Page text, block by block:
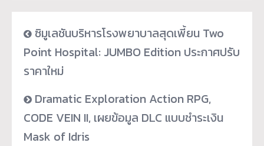
ซิมูเลชันบริหารโรงพยาบาลสุดเพี้ยน Two
Point Hospital: JUMBO Edition ประกาศปรับ
ราคาใหม่
Dramatic Exploration Action RPG,
CODE VEIN II, เผยข้อมูล DLC แบบชำระเงิน
Mask of Idris